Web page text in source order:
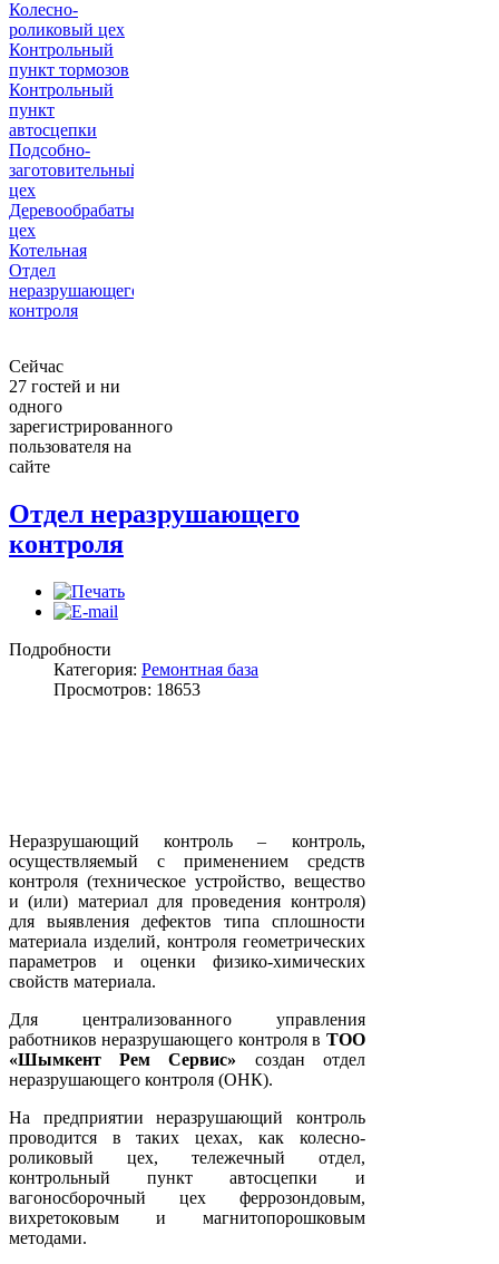
Колесно-
роликовый цех
Контрольный
пункт тормозов
Контрольный
пункт
автосцепки
Подсобно-
заготовительный
цех
Деревообрабатывающий
цех
Котельная
Отдел
неразрушающего
контроля
Сейчас
27 гостей и ни
одного
зарегистрированного
пользователя на
сайте
Отдел неразрушающего
контроля
Подробности
Категория: Ремонтная база
Просмотров: 18653
Неразрушающий контроль – контроль,
осуществляемый с применением средств
контроля (техническое устройство, вещество
и (или) материал для проведения контроля)
для выявления дефектов типа сплошности
материала изделий, контроля геометрических
параметров и оценки физико-химических
свойств материала.
Для централизованного управления
работников неразрушающего контроля в ТОО
«Шымкент Рем Сервис» создан отдел
неразрушающего контроля (ОНК).
На предприятии неразрушающий контроль
проводится в таких цехах, как колесно-
роликовый цех, тележечный отдел,
контрольный пункт автосцепки и
вагоносборочный цех феррозондовым,
вихретоковым и магнитопорошковым
методами.